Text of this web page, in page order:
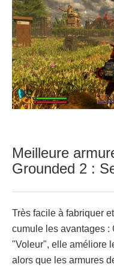
Meilleure
Grounded 2 :
Très facile à fabriquer
cumule les avantages :
"Voleur", elle améliore
alors que les armures